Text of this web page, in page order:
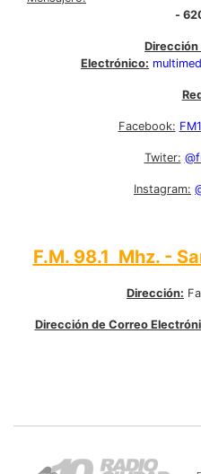
-
Dirección
Electrónico:
Facebook:
Twiter:
Instagram:
F.M. 98.1 Mhz. -
Dirección:
Dirección de Correo